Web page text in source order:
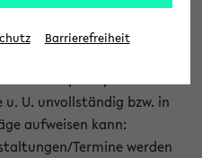
von den Lehrenden
und diese Änderungen
U. unvollständig bzw. in
aufweisen kann:
Termine werden
Barrierefreiheit